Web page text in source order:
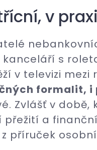
v
s
v televizi mezi
formalit,
Zvlášť v
a
příruček